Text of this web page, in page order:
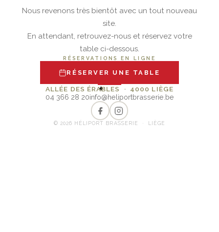
Nous revenons très bientôt avec un tout nouveau
site.
En attendant, retrouvez-nous et réservez votre
table ci-dessous.
RÉSERVATIONS EN LIGNE
RÉSERVER UNE TABLE
✦
ALLÉE DES ÉRABLES · 4000 LIÈGE
04 366 28 20info@heliportbrasserie.be
© 2026 HÉLIPORT BRASSERIE · LIÈGE